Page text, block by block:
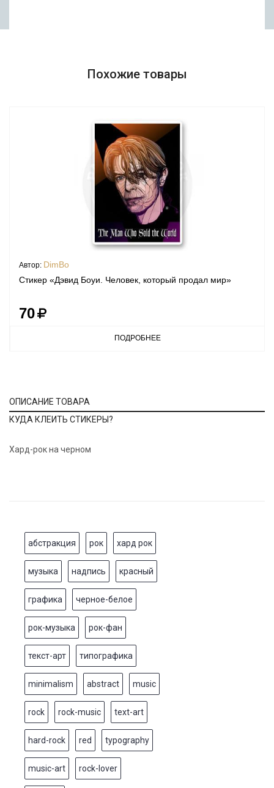
Похожие товары
Автор: DimBo
Стикер «Дэвид Боуи. Человек, который продал мир»
70
ПОДРОБНЕЕ
ОПИСАНИЕ ТОВАРА
КУДА КЛЕИТЬ СТИКЕРЫ?
Хард-рок на черном
абстракция рок хард рок
музыка надпись красный
графика черное-белое
рок-музыка рок-фан
текст-арт типографика
minimalism abstract music
rock rock-music text-art
hard-rock red typography
music-art rock-lover